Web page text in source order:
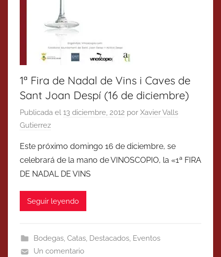
1ª Fira de Nadal de Vins i Caves de
Sant Joan Despí (16 de diciembre)
Publicada el 13 diciembre, 2012 por Xavier Valls
Gutierrez
Este próximo domingo 16 de diciembre, se
celebrará de la mano de VINOSCOPIO, la «1ª FIRA
DE NADAL DE VINS
Seguir leyendo
Bodegas, Catas, Destacados, Eventos
Un comentario